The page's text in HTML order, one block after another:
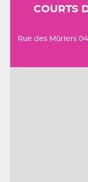
COURTS
Rue des Mûriers